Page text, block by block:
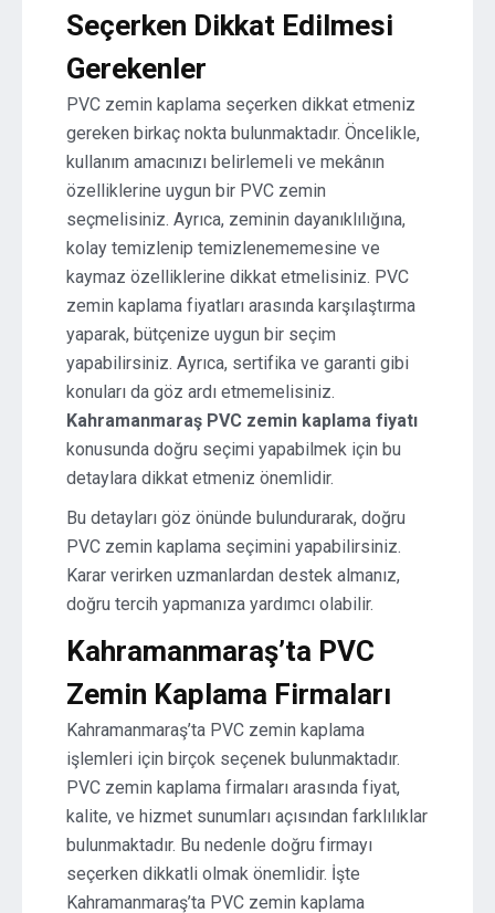
Seçerken Dikkat Edilmesi
Gerekenler
PVC zemin kaplama seçerken dikkat etmeniz
gereken birkaç nokta bulunmaktadır. Öncelikle,
kullanım amacınızı belirlemeli ve mekânın
özelliklerine uygun bir PVC zemin
seçmelisiniz. Ayrıca, zeminin dayanıklılığına,
kolay temizlenip temizlenememesine ve
kaymaz özelliklerine dikkat etmelisiniz. PVC
zemin kaplama fiyatları arasında karşılaştırma
yaparak, bütçenize uygun bir seçim
yapabilirsiniz. Ayrıca, sertifika ve garanti gibi
konuları da göz ardı etmemelisiniz.
Kahramanmaraş PVC zemin kaplama fiyatı
konusunda doğru seçimi yapabilmek için bu
detaylara dikkat etmeniz önemlidir.
Bu detayları göz önünde bulundurarak, doğru
PVC zemin kaplama seçimini yapabilirsiniz.
Karar verirken uzmanlardan destek almanız,
doğru tercih yapmanıza yardımcı olabilir.
Kahramanmaraş’ta PVC
Zemin Kaplama Firmaları
Kahramanmaraş’ta PVC zemin kaplama
işlemleri için birçok seçenek bulunmaktadır.
PVC zemin kaplama firmaları arasında fiyat,
kalite, ve hizmet sunumları açısından farklılıklar
bulunmaktadır. Bu nedenle doğru firmayı
seçerken dikkatli olmak önemlidir. İşte
Kahramanmaraş’ta PVC zemin kaplama